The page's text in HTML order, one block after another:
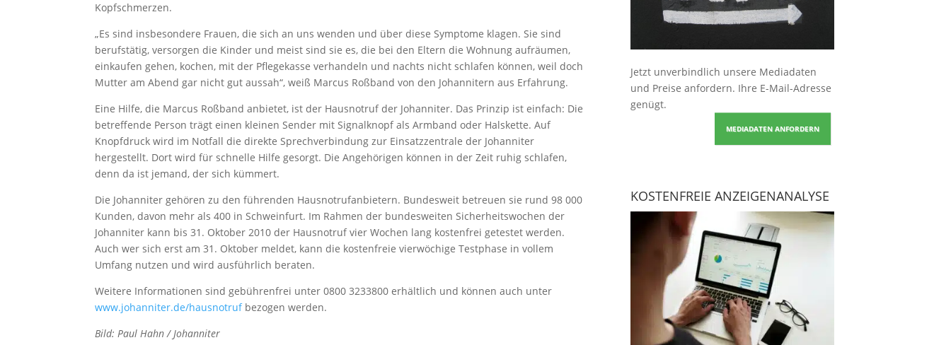
Kopfschmerzen.
„Es sind insbesondere Frauen, die sich an uns wenden und über diese Symptome klagen. Sie sind
berufstätig, versorgen die Kinder und meist sind sie es, die bei den Eltern die Wohnung aufräumen,
einkaufen gehen, kochen, mit der Pflegekasse verhandeln und nachts nicht schlafen können, weil doch
Mutter am Abend gar nicht gut aussah“, weiß Marcus Roßband von den Johannitern aus Erfahrung.
Eine Hilfe, die Marcus Roßband anbietet, ist der Hausnotruf der Johanniter. Das Prinzip ist einfach: Die
betreffende Person trägt einen kleinen Sender mit Signalknopf als Armband oder Halskette. Auf
Knopfdruck wird im Notfall die direkte Sprechverbindung zur Einsatzzentrale der Johanniter
hergestellt. Dort wird für schnelle Hilfe gesorgt. Die Angehörigen können in der Zeit ruhig schlafen,
denn da ist jemand, der sich kümmert.
Die Johanniter gehören zu den führenden Hausnotrufanbietern. Bundesweit betreuen sie rund 98 000
Kunden, davon mehr als 400 in Schweinfurt. Im Rahmen der bundesweiten Sicherheitswochen der
Johanniter kann bis 31. Oktober 2010 der Hausnotruf vier Wochen lang kostenfrei getestet werden.
Auch wer sich erst am 31. Oktober meldet, kann die kostenfreie vierwöchige Testphase in vollem
Umfang nutzen und wird ausführlich beraten.
Weitere Informationen sind gebührenfrei unter 0800 3233800 erhältlich und können auch unter
www.johanniter.de/hausnotrufbezogen werden.
Bild: Paul Hahn / Johanniter
Jetzt unverbindlich unsere Mediadaten
und Preise anfordern. Ihre E-Mail-Adresse
genügt.
MEDIADATEN ANFORDERN
KOSTENFREIE ANZEIGENANALYSE